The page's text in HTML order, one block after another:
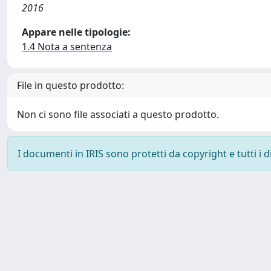
2016
Appare nelle tipologie:
1.4 Nota a sentenza
File in questo prodotto:
Non ci sono file associati a questo prodotto.
I documenti in IRIS sono protetti da copyright e tutti i